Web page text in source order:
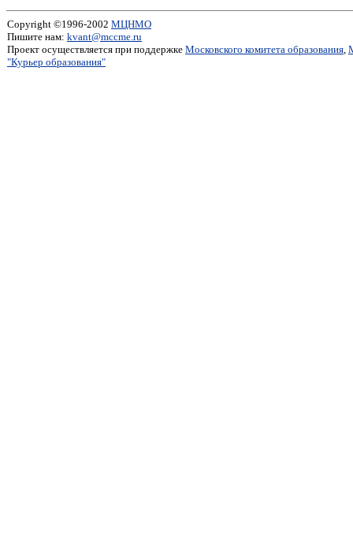
Copyright ©1996-2002 МЦНМО
Пишите нам: kvant@mccme.ru
Проект осуществляется при поддержке Московского комитета образования,
"Курьер образования"